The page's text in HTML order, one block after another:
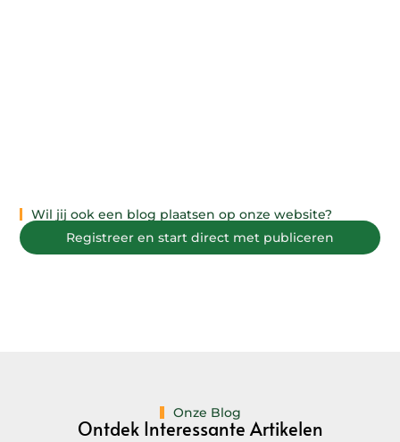
Wil jij ook een blog plaatsen op onze website?
Registreer en start direct met publiceren
Onze Blog
Ontdek Interessante Artikelen